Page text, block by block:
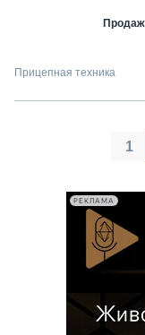
Прицепная техника
1
РЕКЛАМА